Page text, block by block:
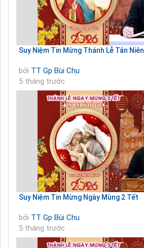
Suy Niệm Tin Mừng Thánh Lễ Tân Niên
bởi TT Gp Bùi Chu
5 tháng trước
Suy Niệm Tin Mừng Ngày Mùng 2 Tết
bởi TT Gp Bùi Chu
5 tháng trước